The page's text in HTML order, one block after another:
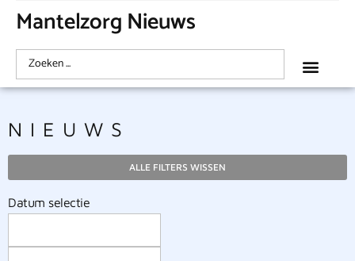
Mantelzorg Nieuws
NIEUWS
ALLE FILTERS WISSEN
Datum selectie